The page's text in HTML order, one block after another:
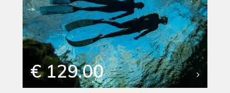
€ 129.00